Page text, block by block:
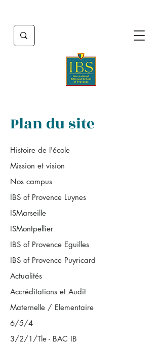
Plan du site
Histoire de l'école
Mission et vision
Nos campus
IBS of Provence Luynes
ISMarseille
ISMontpellier
IBS of Provence Eguilles
IBS of Provence Puyricard
Actualités
Accréditations et Audit
Maternelle / Elementaire
6/5/4
3/2/1/Tle - BAC IB